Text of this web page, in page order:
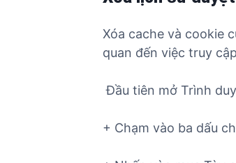
Xóa cache và cookie
quan đến việc truy
Đầu tiên mở Trình
+ Chạm vào ba dấu